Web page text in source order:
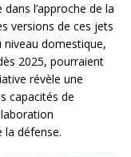
l’approche de la
versions de ces jets
domestique,
2025, pourraient
révèle une
capacités de
la défense.